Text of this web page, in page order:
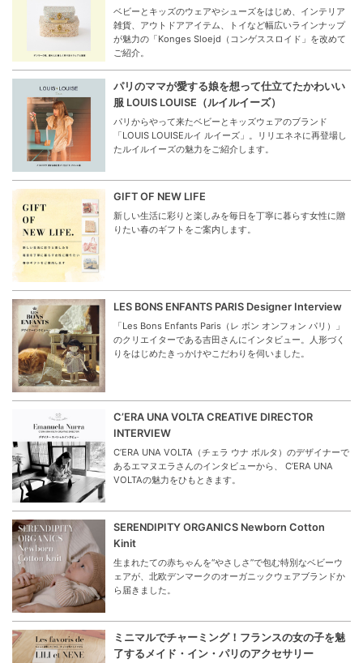
ベビーとキッズのウェアやシューズをはじめ、インテリア
雑貨、アウトドアアイテム、トイなど幅広いラインナップ
が魅力の「Konges Sloejd（コンゲススロイド」を改めて
ご紹介。
パリのママが愛する娘を想って仕立てたかわいい
服 LOUIS LOUISE（ルイルイーズ）
パリからやって来たベビーとキッズウェアのブランド
「LOUIS LOUISEルイ ルイーズ」。リリエネネに再登場し
たルイルイーズの魅力をご紹介します。
GIFT OF NEW LIFE
新しい生活に彩りと楽しみを毎日を丁寧に暮らす女性に贈
りたい春のギフトをご案内します。
LES BONS ENFANTS PARIS Designer Interview
「Les Bons Enfants Paris（レ ボン オンフォン パリ）」
のクリエイターである吉田さんにインタビュー。人形づく
りをはじめたきっかけやこだわりを伺いました。
C’ERA UNA VOLTA CREATIVE DIRECTOR
INTERVIEW
C’ERA UNA VOLTA（チェラ ウナ ボルタ）のデザイナーで
あるエマヌエラさんのインタビューから、 C’ERA UNA
VOLTAの魅力をひもときます。
SERENDIPITY ORGANICS Newborn Cotton
Kinit
生まれたての赤ちゃんを“やさしさ”で包む特別なベビーウ
ェアが、北欧デンマークのオーガニックウェアブランドか
ら届きました。
ミニマルでチャーミング！フランスの女の子を魅
了するメイド・イン・パリのアクセサリー